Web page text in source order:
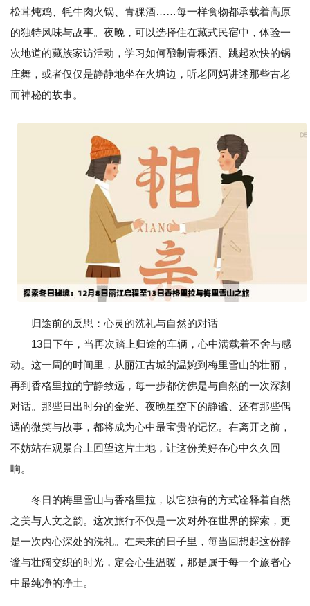
松茸炖鸡、牦牛肉火锅、青稞酒……每一样食物都承载着高原
的独特风味与故事。夜晚，可以选择住在藏式民宿中，体验一
次地道的藏族家访活动，学习如何酿制青稞酒、跳起欢快的锅
庄舞，或者仅仅是静静地坐在火塘边，听老阿妈讲述那些古老
而神秘的故事。
归途前的反思：心灵的洗礼与自然的对话
13日下午，当再次踏上归途的车辆，心中满载着不舍与感
动。这一周的时间里，从丽江古城的温婉到梅里雪山的壮丽，
再到香格里拉的宁静致远，每一步都仿佛是与自然的一次深刻
对话。那些日出时分的金光、夜晚星空下的静谧、还有那些偶
遇的微笑与故事，都将成为心中最宝贵的记忆。在离开之前，
不妨站在观景台上回望这片土地，让这份美好在心中久久回
响。
冬日的梅里雪山与香格里拉，以它独有的方式诠释着自然
之美与人文之韵。这次旅行不仅是一次对外在世界的探索，更
是一次内心深处的洗礼。在未来的日子里，每当回想起这份静
谧与壮阔交织的时光，定会心生温暖，那是属于每一个旅者心
中最纯净的净土。